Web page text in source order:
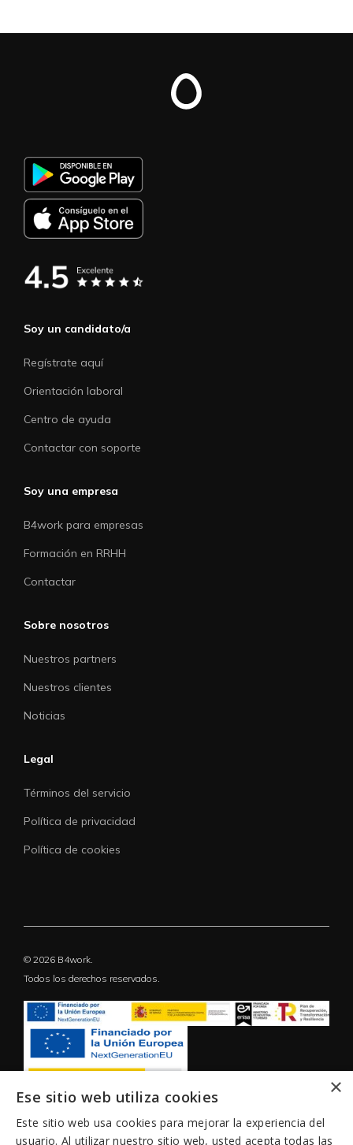
Soy un candidato/a
Regístrate aquí
Orientación laboral
Centro de ayuda
Contactar con soporte
Soy una empresa
B4work para empresas
Formación en RRHH
Contactar
Sobre nosotros
Nuestros partners
Nuestros clientes
Noticias
Legal
Términos del servicio
Política de privacidad
Política de cookies
© 2026 B4work.
Todos los derechos reservados.
×
Ese sitio web utiliza cookies
Este sitio web usa cookies para mejorar la experiencia del
usuario. Al utilizar nuestro sitio web, usted acepta todas las